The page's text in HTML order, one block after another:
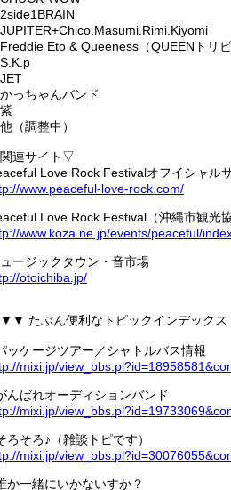
2side1BRAIN
JUPITER+Chico.Masumi.Rimi.Kiyomi
Freddie Eto & Queeness（QUEENトリ
S.K.p
JET
かっちゃんバンド
紫
他（調整中）
連サイト▽
Love Rock Festivalオフイシャル
www.peaceful-love-rock.com/
Love Rock Festival（沖縄市観光協
www.koza.ne.jp/events/peaceful/inde
ュージックタウン・音市場
otoichiba.jp/
たぶん便利なトピックインデック
ッケージツアー／シャトルバス情報
mixi.jp/view_bbs.pl?id=18958
んばれオーディションバンド
mixi.jp/view_bbs.pl?id=19733
ろそろ♪（雑談トピです）
mixi.jp/view_bbs.pl?id=30076
か一緒にいかないすか？